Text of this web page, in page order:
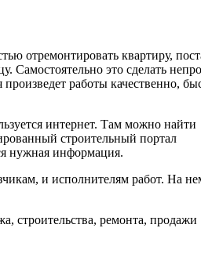
отремонтировать квартиру,
Самостоятельно это сделать
работы качественно,
интернет. Там можно найти
строительный портал
нужная информация.
и исполнителям работ. На
строительства, ремонта, продажи